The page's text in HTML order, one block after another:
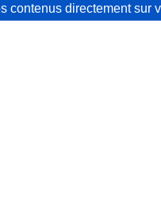
contenus directement sur